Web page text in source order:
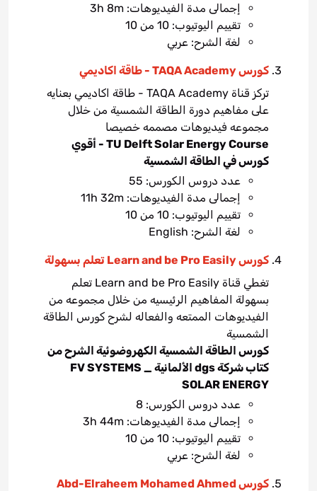
إجمالى مدة الفيديوهات: 3h 8m
تقييم اليوتيوب: 10 من 10
لغة الشرح: عربي
كورس TAQA Academy - طاقة اكاديمي
تركز قناة TAQA Academy - طاقة اكاديمي بعنايه
على مفاهيم دورة الطاقة الشمسية من خلال
مجموعه فيديوهات مصممه خصيصا
TU Delft Solar Energy Course - أقوي
كورس في الطاقة الشمسية
عدد دروس الكورس: 55
إجمالى مدة الفيديوهات: 11h 32m
تقييم اليوتيوب: 10 من 10
لغة الشرح: English
كورس Learn and be Pro Easily تعلم بسهولة
تغطي قناة Learn and be Pro Easily تعلم
بسهولة المفاهيم الرئيسيه من خلال مجموعه من
الفيديوهات الممتعه والفعاله لشرح كورس الطاقة
الشمسية
كورس الطاقة الشمسية الكهروضوئية الشرح من
كتاب شركة dgs الألمانية FV SYSTEMS _
SOLAR ENERGY
عدد دروس الكورس: 8
إجمالى مدة الفيديوهات: 3h 44m
تقييم اليوتيوب: 10 من 10
لغة الشرح: عربي
كورس Abd-Elraheem Mohamed Ahmed